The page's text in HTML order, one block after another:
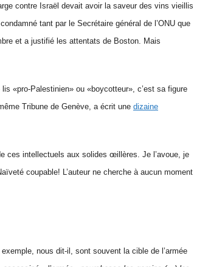
contre Israël devait avoir la saveur des vins vieillis
tant par le Secrétaire général de l’ONU que
et a justifié les attentats de Boston. Mais
«pro-Palestinien» ou «boycotteur», c’est sa figure
Tribune de Genève, a écrit une dizaine
ces intellectuels aux solides œillères. Je l’avoue, je
coupable! L’auteur ne cherche à aucun moment
nous dit-il, sont souvent la cible de l’armée